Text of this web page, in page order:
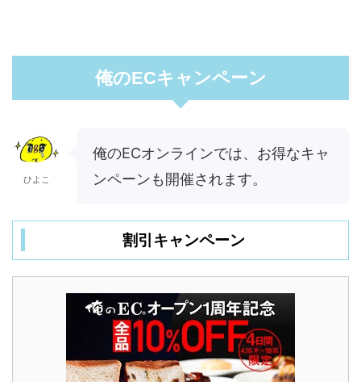
俺のECキャンペーン
ひよこ
俺のECオンラインでは、お得なキャ
ンペーンも開催されます。
割引キャンペーン